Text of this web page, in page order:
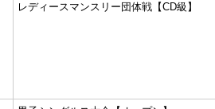
レディースマンスリー団体戦【CD級】